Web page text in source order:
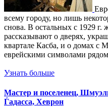
всему городу, но лишь
снова. В остальных с 1929
рассказывают о дверях,
квартале Касба, и о домах с
еврейскими символами
Узнать больше
Мастер и поселенец,
Ѓадасса, Хеврон